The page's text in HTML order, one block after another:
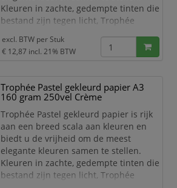
Kleuren in zachte, gedempte tinten die
bestand zijn tegen licht, Trophée
van zijn papier. Dankzij een
uitstekende opaciteit is dit papier goed
afdrukken.
Dit extra stevige gekleurd papier van
Clairefontaine is zeer geschikt voor het
m
excl. BTW per Stuk
€ 12,87 incl. 21% BTW
Trophée Pastel gekleurd papier A3
160 gram 250vel Crème
Trophée Pastel gekleurd papier is rijk
aan een breed scala aan kleuren en
biedt u de vrijheid om de meest
elegante kleuren samen te stellen.
Kleuren in zachte, gedempte tinten die
bestand zijn tegen licht, Trophée